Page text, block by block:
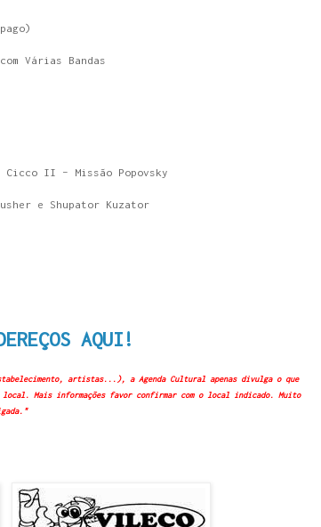
Várias Bandas
II – Missão Popovsky
e Shupator Kuzator
AQUI!
artistas...), a Agenda Cultural apenas divulga o que
Mais informações favor confirmar com o local indicado. Muito